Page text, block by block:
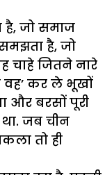
जो समाज
है, जो
चाहे जितने नारे
वह’ कर ले भूखों
और बरसों पूरी
जब चीन
तो ही